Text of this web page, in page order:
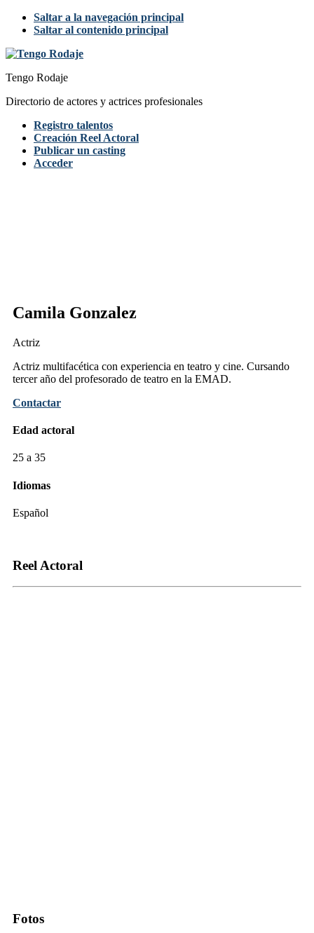
Saltar a la navegación principal
Saltar al contenido principal
Tengo Rodaje
Directorio de actores y actrices profesionales
Registro talentos
Creación Reel Actoral
Publicar un casting
Acceder
Camila Gonzalez
Actriz
Actriz multifacética con experiencia en teatro y cine. Cursando
tercer año del profesorado de teatro en la EMAD.
Contactar
Edad actoral
25 a 35
Idiomas
Español
Reel Actoral
Fotos